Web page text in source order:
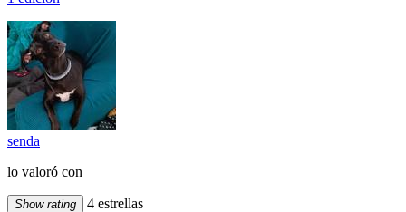
senda
lo valoró con
Show rating
4 estrellas